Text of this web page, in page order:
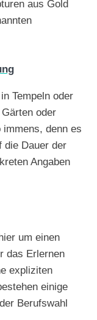
aus Gold
Tempeln oder
oder
denn es
die Dauer der
Angaben
um einen
das Erlernen
expliziten
einige
Berufswahl